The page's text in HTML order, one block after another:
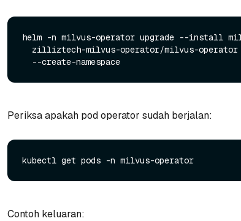
helm -n milvus-operator upgrade --install
Periksa apakah pod operator sudah berjalan:
Contoh keluaran: